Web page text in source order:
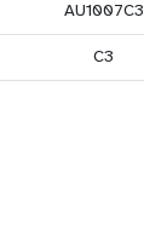
AU1007C3
C3